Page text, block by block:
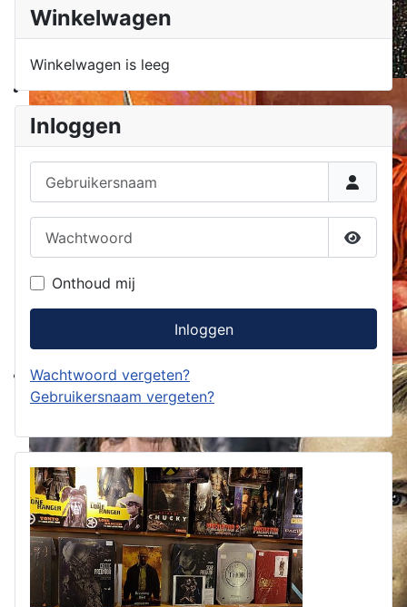
Winkelwagen
Winkelwagen is leeg
Inloggen
Toon
Onthoud mij
Inloggen
Wachtwoord vergeten?
Gebruikersnaam vergeten?